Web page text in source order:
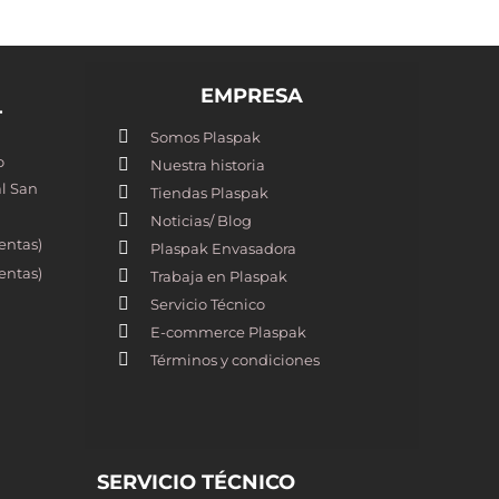
San
EMPRESA
Somos Plaspak
Nuestra historia
Tiendas Plaspak
Noticias/ Blog
Plaspak Envasadora
Trabaja en Plaspak
Servicio Técnico
E-commerce Plaspak
Términos y condiciones
SERVICIO TÉCNICO